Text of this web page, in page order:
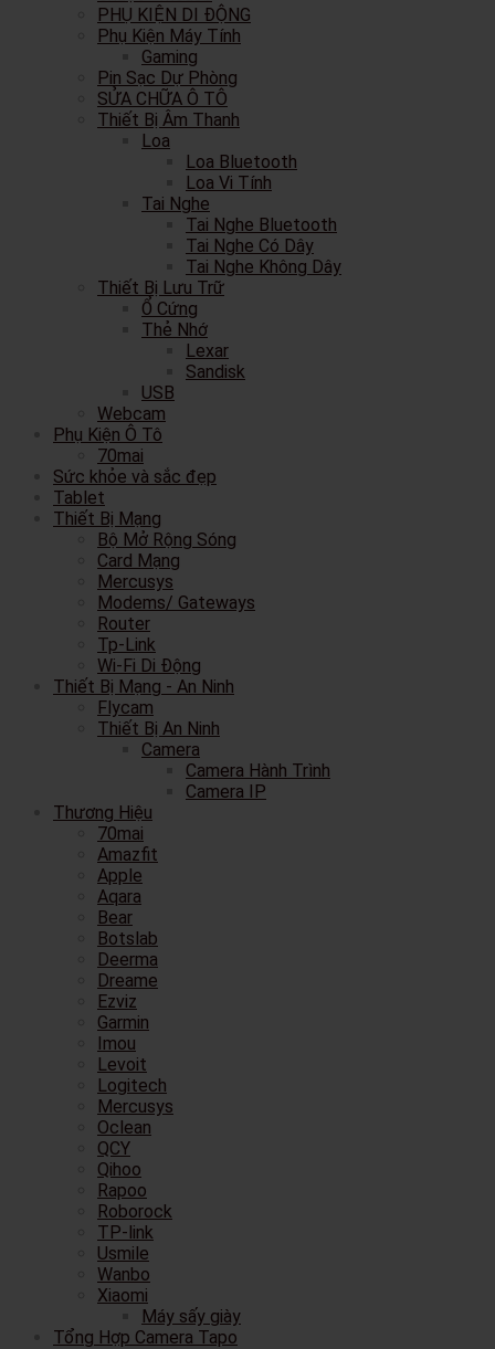
PHỤ KIỆN DI ĐỘNG
Phụ Kiện Máy Tính
Gaming
Pin Sạc Dự Phòng
SỬA CHỮA Ô TÔ
Thiết Bị Âm Thanh
Loa
Loa Bluetooth
Loa Vi Tính
Tai Nghe
Tai Nghe Bluetooth
Tai Nghe Có Dây
Tai Nghe Không Dây
Thiết Bị Lưu Trữ
Ổ Cứng
Thẻ Nhớ
Lexar
Sandisk
USB
Webcam
Phụ Kiện Ô Tô
70mai
Sức khỏe và sắc đẹp
Tablet
Thiết Bị Mạng
Bộ Mở Rộng Sóng
Card Mạng
Mercusys
Modems/ Gateways
Router
Tp-Link
Wi-Fi Di Động
Thiết Bị Mạng - An Ninh
Flycam
Thiết Bị An Ninh
Camera
Camera Hành Trình
Camera IP
Thương Hiệu
70mai
Amazfit
Apple
Aqara
Bear
Botslab
Deerma
Dreame
Ezviz
Garmin
Imou
Levoit
Logitech
Mercusys
Oclean
QCY
Qihoo
Rapoo
Roborock
TP-link
Usmile
Wanbo
Xiaomi
Máy sấy giày
Tổng Hợp Camera Tapo